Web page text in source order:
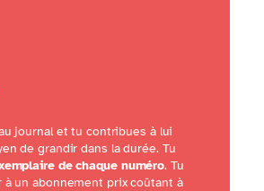
journal et tu contribues à lui
de grandir dans la durée. Tu
de chaque numéro. Tu
à un abonnement prix coûtant à